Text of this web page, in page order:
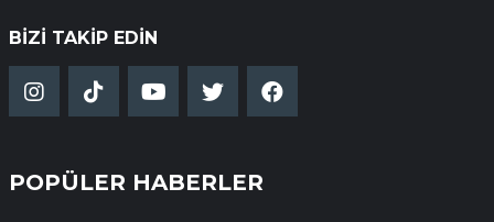
BIZI TAKIP EDIN
POPÜLER HABERLER